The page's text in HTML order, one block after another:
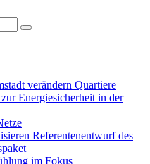
verändern Quartiere
Energiesicherheit in der
Referentenentwurf des
im Fokus